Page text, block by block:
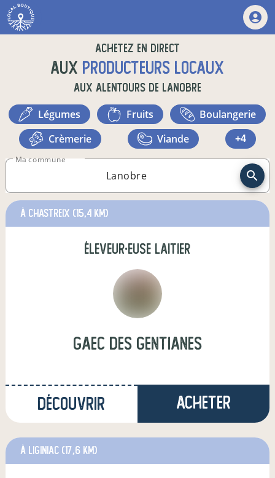
Achetez en direct
auxproducteurs locaux
aux alentours de Lanobre
légumes fruits
boulangerie
crèmerie
viande +4
Ma commune
à Chastreix (15,4 km)
éleveur·euse laitier
Gaec des gentianes
Découvrir Acheter
à Liginiac (17,6 km)